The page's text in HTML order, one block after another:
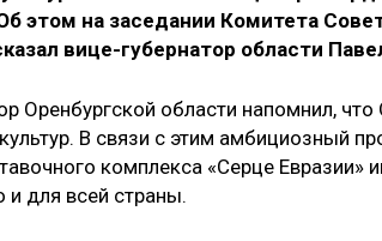
этом на заседании Комитета
вице-губернатор области
Оренбургской области напомнил,
В связи с этим амбициозный
комплекса «Серце Евразии»
и для всей страны.